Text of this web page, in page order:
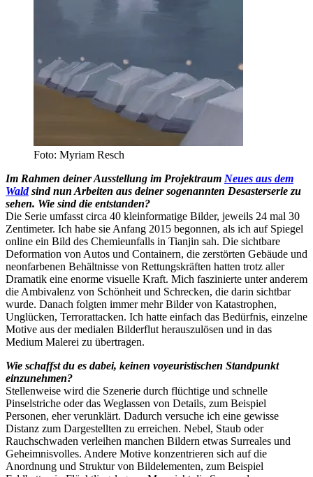
Foto: Myriam Resch
Im Rahmen deiner Ausstellung im Projektraum Neues aus dem
Waldsind nun Arbeiten aus deiner sogenannten Desasterserie zu
sehen. Wie sind die entstanden?
Die Serie umfasst circa 40 kleinformatige Bilder, jeweils 24 mal 30
Zentimeter. Ich habe sie Anfang 2015 begonnen, als ich auf Spiegel
online ein Bild des Chemieunfalls in Tianjin sah. Die sichtbare
Deformation von Autos und Containern, die zerstörten Gebäude und
neonfarbenen Behältnisse von Rettungskräften hatten trotz aller
Dramatik eine enorme visuelle Kraft. Mich faszinierte unter anderem
die Ambivalenz von Schönheit und Schrecken, die darin sichtbar
wurde. Danach folgten immer mehr Bilder von Katastrophen,
Unglücken, Terrorattacken. Ich hatte einfach das Bedürfnis, einzelne
Motive aus der medialen Bilderflut herauszulösen und in das
Medium Malerei zu übertragen.
Wie schaffst du es dabei, keinen voyeuristischen Standpunkt
einzunehmen?
Stellenweise wird die Szenerie durch flüchtige und schnelle
Pinselstriche oder das Weglassen von Details, zum Beispiel
Personen, eher verunklärt. Dadurch versuche ich eine gewisse
Distanz zum Dargestellten zu erreichen. Nebel, Staub oder
Rauchschwaden verleihen manchen Bildern etwas Surreales und
Geheimnisvolles. Andere Motive konzentrieren sich auf die
Anordnung und Struktur von Bildelementen, zum Beispiel